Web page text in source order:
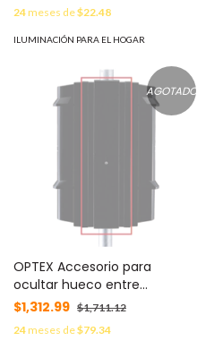
24meses de$22.48
ILUMINACIÓN PARA EL HOGAR
AGOTADO
OPTEX Accesorio para
ocultar hueco entre
detectores para serie SL de
OPTEX MOD: PSC4
$1,312.99 $1,711.12
24meses de$79.34